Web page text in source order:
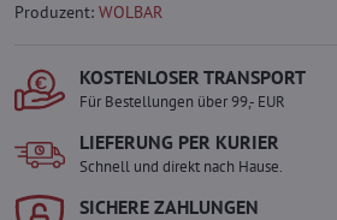
Produzent: WOLBAR
KOSTENLOSER TRANSPORT
Für Bestellungen über 99,- EUR
LIEFERUNG PER KURIER
Schnell und direkt nach Hause.
SICHERE ZAHLUNGEN